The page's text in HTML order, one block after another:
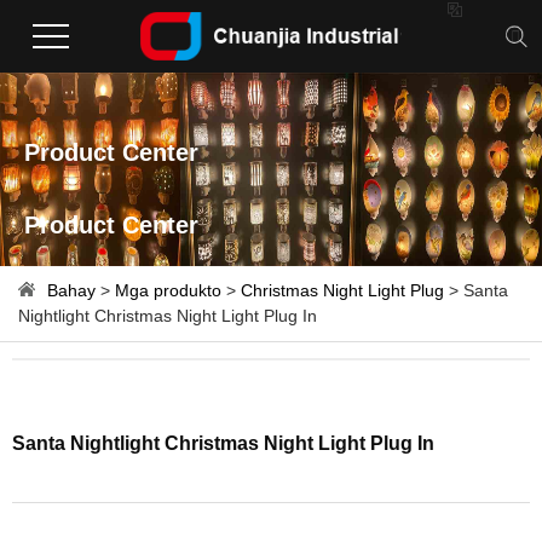

Product Center
Product Center
Bahay > Mga produkto > Christmas Night Light Plug > Santa
Nightlight Christmas Night Light Plug In
Santa Nightlight Christmas Night Light Plug In